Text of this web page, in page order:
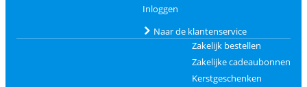
Inloggen
Naar de klantenservice
Zakelijk bestellen
Zakelijke cadeaubonnen
Kerstgeschenken